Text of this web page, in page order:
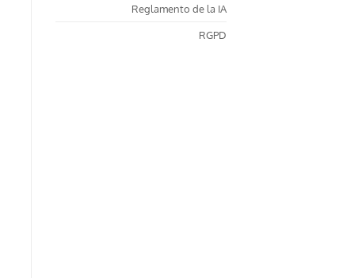
Reglamento de la IA
RGPD